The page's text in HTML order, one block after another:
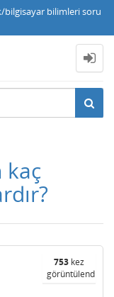
bilimleri soru
kaç
753 kez
görüntülendi